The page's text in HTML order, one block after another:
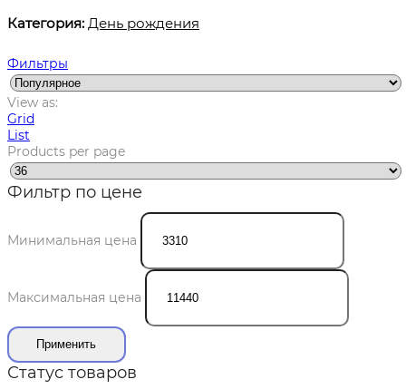
Категория: День рождения
Фильтры
View as:
Grid
List
Products per page
Фильтр по цене
Минимальная цена
Максимальная цена
Применить
Статус товаров